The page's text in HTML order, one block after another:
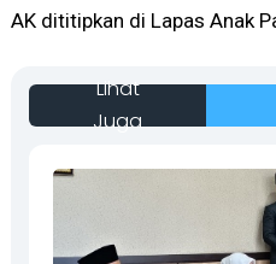
AK dititipkan di Lapas Anak
Lihat
Juga